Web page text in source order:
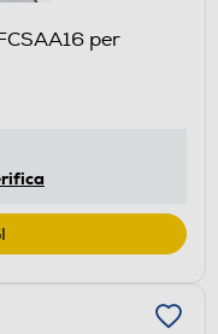
per